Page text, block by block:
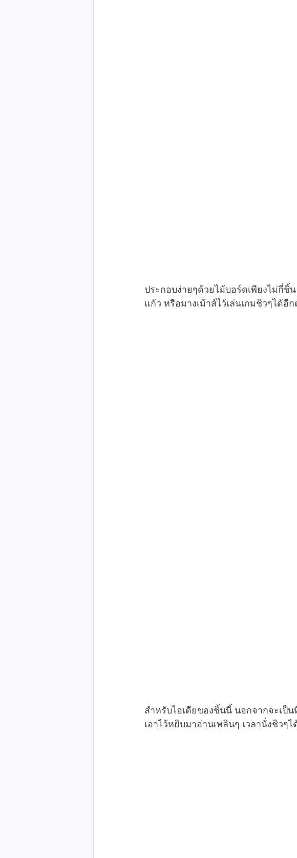
ประกอบง่ายๆด้วยไม้บอร์ดเพียงไม่กี่ชิ้
แก้ว หรือมางเม้าส์ไว้เล่นเกมชิวๆได้อีก
สำหรับไอเดียของชิ้นนี้ นอกจากจะเป็
เอาไว้หยิบมาอ่านเพลินๆ เวลานั่งชิวๆไ